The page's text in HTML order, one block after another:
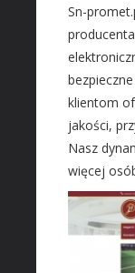
Inne Agencje
Imprezy
PRZEMYSŁ
Fotografia
Adwokaci,
Ślub i
Sn-
klientom
jakości,
Nasz
więcej